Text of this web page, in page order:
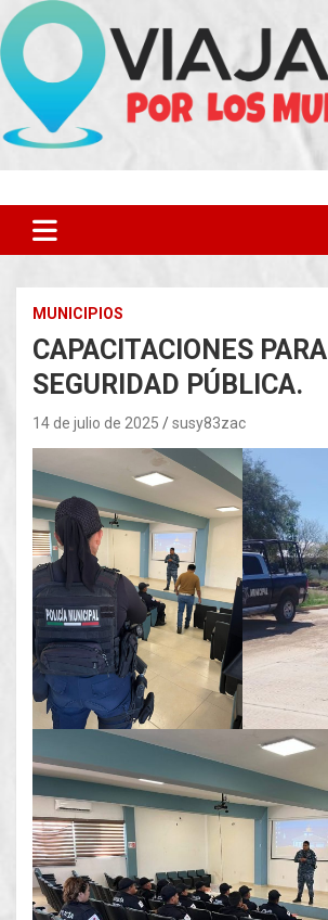
al
contenido
MUNICIPIOS
CAPACITACIONES PARA
SEGURIDAD PÚBLICA.
14 de julio de 2025 susy83zac